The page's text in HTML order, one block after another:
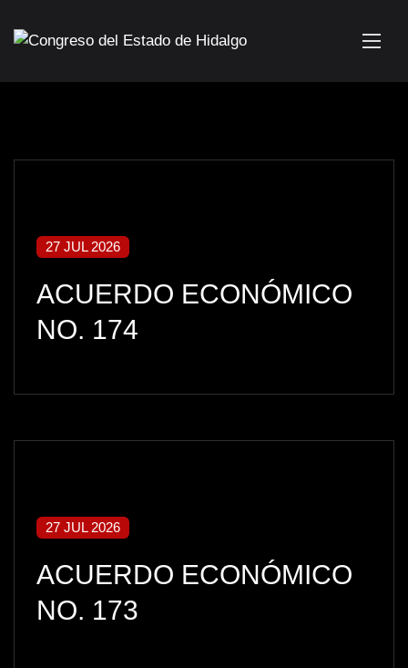
27 JUL 2026
ACUERDO ECONÓMICO
NO. 174
27 JUL 2026
ACUERDO ECONÓMICO
NO. 173